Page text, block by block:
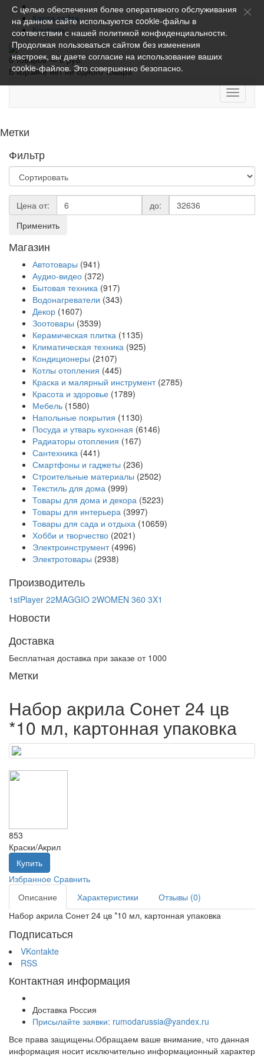
Карта сайта
Контакты
0 товаров — 0 руб.
В корзине нет ни одного товара
Toggle
Метки
Фильтр
Цена от:
до:
Применить
Магазин
Автотовары (941)
Аудио-видео (372)
Бытовая техника (917)
Водонагреватели (343)
Декор (1607)
Зоотовары (3539)
Керамическая плитка (1135)
Климатическая техника (925)
Кондиционеры (2107)
Котлы отопления (445)
Краска и малярный инструмент (2785)
Красота и здоровье (1789)
Мебель (1580)
Напольные покрытия (1130)
Посуда и утварь кухонная (6146)
Радиаторы отопления (167)
Сантехника (441)
Смартфоны и гаджеты (236)
Строительные материалы (2502)
Текстиль для дома (999)
Товары для дома и декора (5223)
Товары для интерьера (3997)
Товары для сада и отдыха (10659)
Хобби и творчество (2021)
Электроинструмент (4996)
Электротовары (2938)
Производитель
1stPlayer 22MAGGIO 2WOMEN 360 3X1
Новости
Доставка
Бесплатная доставка при заказе от 1000
Метки
Набор акрила Сонет 24 цв
*10 мл, картонная упаковка
853
Краски/Акрил
Купить
Избранное Сравнить
Описание
Характеристики
Отзывы (0)
Набор акрила Сонет 24 цв *10 мл, картонная упаковка
Подписаться
VKontakte
RSS
Контактная информация
Доставка Россия
Присылайте заявки: rumodarussia@yandex.ru
Все права защищены.Обращаем ваше внимание, что данная
информация носит исключительно информационный характер
С целью обеспечения более оперативного обслуживания
на данном сайте используются cookie-файлы в
соответствии с нашей политикой конфиденциальности.
Продолжая пользоваться сайтом без изменения
настроек, вы даете согласие на использование ваших
cookie-файлов. Это совершенно безопасно.